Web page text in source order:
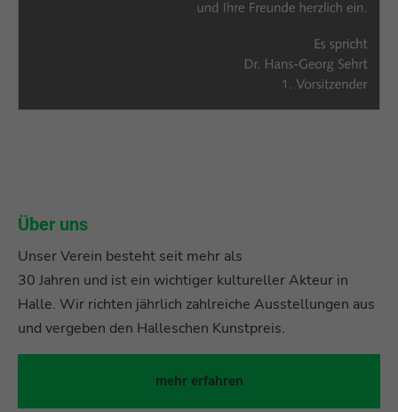
Über uns
Unser Verein besteht seit mehr als
30 Jahren und ist ein wichtiger kultureller Akteur in
Halle. Wir richten jährlich zahlreiche Ausstellungen aus
und vergeben den Halleschen Kunstpreis.
mehr erfahren